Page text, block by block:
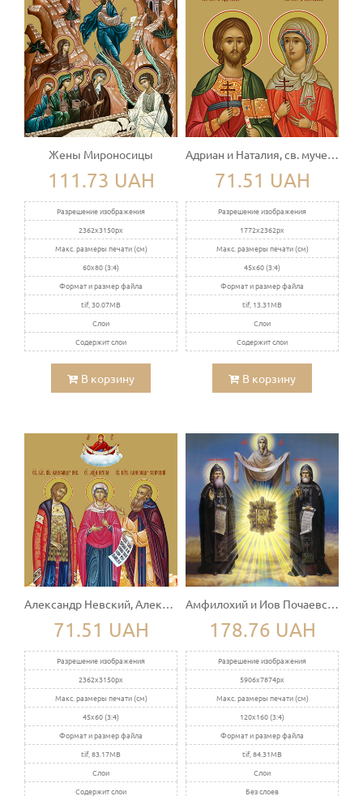
Жены Мироносицы
111.73 UAH
Разрешение изображения
2362x3150px
Макс. размеры печати (см)
60x80 (3:4)
Формат и размер файла
tif, 30.07MB
Слои
Содержит слои
В корзину
Адриан и Наталия, св. мученики
71.51 UAH
Разрешение изображения
1772x2362px
Макс. размеры печати (см)
45x60 (3:4)
Формат и размер файла
tif, 13.31MB
Слои
Содержит слои
В корзину
Александр Невский, Александр Свирский и Ирина
71.51 UAH
Разрешение изображения
2362x3150px
Макс. размеры печати (см)
45x60 (3:4)
Формат и размер файла
tif, 83.17MB
Слои
Содержит слои
Амфилохий и Иов Почаевские, преподобные
178.76 UAH
Разрешение изображения
5906x7874px
Макс. размеры печати (см)
120x160 (3:4)
Формат и размер файла
tif, 84.31MB
Слои
Без слоев